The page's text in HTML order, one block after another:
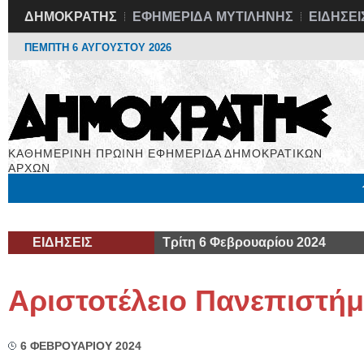
ΔΗΜΟΚΡΑΤΗΣ ΕΦΗΜΕΡΙΔΑ ΜΥΤΙΛΗΝΗΣ
ΠΕΜΠΤΗ 6 ΑΥΓΟΥΣΤΟΥ 2026
ΚΑΘΗΜΕΡΙΝΗ ΠΡΩΙΝΗ ΕΦΗΜΕΡΙΔΑ ΔΗΜΟΚΡΑΤΙΚΩΝ
ΑΡΧΩΝ
ΕΙΔΗΣΕΙΣ Τρίτη 6 Φεβρουαρίου 2024
Αριστοτέλειο
6 ΦΕΒΡΟΥΑΡΙΟΥ 2024